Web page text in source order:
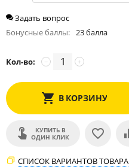
Задать вопрос
Бонусные баллы: 23 балла
Кол-во: +
−
В КОРЗИНУ
КУПИТЬ В
ОДИН КЛИК
СПИСОК ВАРИАНТОВ ТОВАРА